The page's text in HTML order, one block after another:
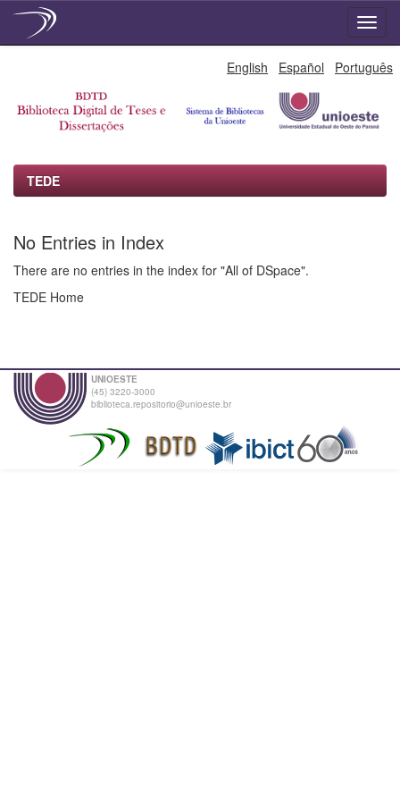
English Español Português
TEDE
No Entries in Index
There are no entries in the index for "All of DSpace".
TEDE Home
UNIOESTE
(45) 3220-3000
biblioteca.repositorio@unioeste.br